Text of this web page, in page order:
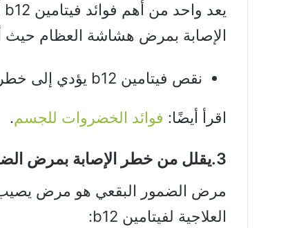
الإصابة بمرض هشاشة العظام حيث
نقص فيتامين b12 يؤدي إلى خطر الإصابة بمرض هشاشة العظام وضعفها.
اقرأ أيضًا: فوائد الخضروات للجسم.
3.يقلل من خطر الإصابة بمرض الضمور البقعي
مرض الضمور البقعي هو مرض يصيب
العلاجية لفيتامين b12: